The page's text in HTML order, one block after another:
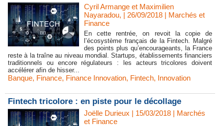
Cyril Armange et Maximilien
Nayaradou, | 26/09/2018 | Marchés et
Finance
En cette rentrée, on revoit la copie de
l’écosystème français de la Fintech. Malgré
des points plus qu’encourageants, la France
reste à la traîne au niveau mondial. Startups, établissements financiers
traditionnels ou encore régulateurs : les acteurs tricolores doivent
accélérer afin de hisser...
Banque, Finance, Finance Innovation, Fintech, Innovation
Fintech tricolore : en piste pour le décollage
Joëlle Durieux | 15/03/2018 | Marchés
et Finance